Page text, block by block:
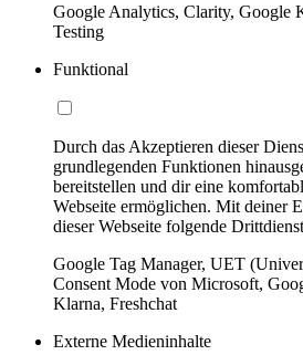
Google Analytics, Clarity, Google
Testing
Funktional
Durch das Akzeptieren dieser
grundlegenden Funktionen
bereitstellen und dir eine
Webseite ermöglichen. Mit deiner
dieser Webseite folgende
Google Tag Manager, UET
Consent Mode von Microsoft,
Klarna, Freshchat
Externe Medieninhalte